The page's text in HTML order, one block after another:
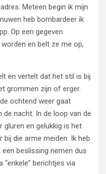
Meteen begin ik mijn
heb bombardeer ik
Op een gegeven
en belt ze me op,
en vertelt dat het stil is bij
grommen zijn of erger.
ochtend weer gaat
de nacht. In de loop van de
gluren en gelukkig is het
die arme meiden. Ik heb
beslissing nemen dus
berichtjes via